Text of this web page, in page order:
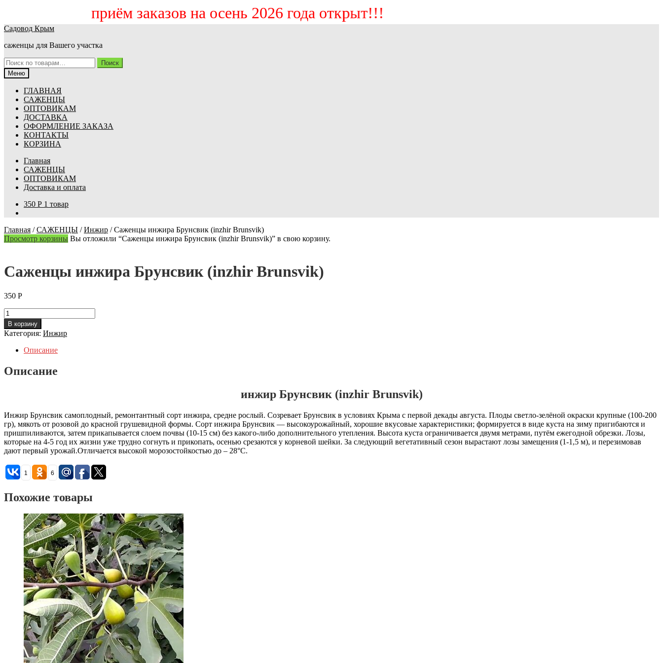
приём заказов на осень 2026 года открыт!!!
Перейти
навигации
Перейти
содержимому
Садовод Крым
саженцы для Вашего участка
Искать:
Поиск
Меню
ГЛАВНАЯ
САЖЕНЦЫ
ОПТОВИКАМ
ДОСТАВКА
ОФОРМЛЕНИЕ ЗАКАЗА
КОНТАКТЫ
КОРЗИНА
Главная
САЖЕНЦЫ
ОПТОВИКАМ
Доставка и оплата
350 Р 1 товар
Главная /САЖЕНЦЫ /Инжир /Саженцы инжира Брунсвик (inzhir Brunsvik)
Просмотр корзины Вы отложили “Саженцы инжира Брунсвик (inzhir Brunsvik)” в свою корзину.
Саженцы инжира Брунсвик (inzhir Brunsvik)
350 Р
Количество
Саженцы
инжира
Брунсвик
(inzhir
Brunsvik)
В корзину
Категория: Инжир
Описание
Описание
инжир Брунсвик (inzhir Brunsvik)
Инжир Брунсвик самоплодный, ремонтантный сорт инжира, средне рослый. Созревает Брунсвик в условиях Крыма с первой декады августа. Плоды светло-зелёной окраски крупные (100-200
гр), мякоть от розовой до красной грушевидной формы. Сорт инжира Брунсвик — высокоурожайный, хорошие вкусовые характеристики; формируется в виде куста на зиму пригибаются и
пришпиливаются, затем прикапывается слоем почвы (10-15 см) без какого-либо дополнительного утепления. Высота куста ограничивается двумя метрами, путём ежегодной обрезки. Лозы,
которые на 4-5 год их жизни уже трудно согнуть и прикопать, осенью срезаются у корневой шейки. За следующий вегетативный сезон вырастают лозы замещения (1-1,5 м), и перезимовав
дают первый урожай.Отличается высокой морозостойкостью до – 28°С.
1 6
Похожие товары